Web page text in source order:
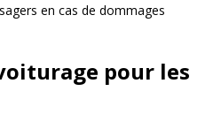
en cas de dommages
pour les